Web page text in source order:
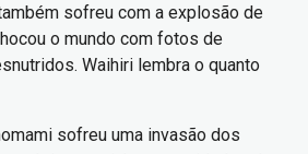
sofreu com a explosão de
o mundo com fotos de
Waihiri lembra o quanto
sofreu uma invasão dos